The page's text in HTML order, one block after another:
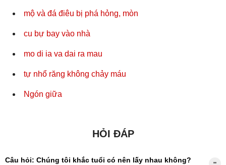
mộ và đá điêu bị phá hỏng, mòn
cu bự bay vào nhà
mo di ia va dai ra mau
tự nhổ răng không chảy máu
Ngón giữa
HỎI ĐÁP
Câu hỏi: Chúng tôi khắc tuổi có nên lấy nhau không?